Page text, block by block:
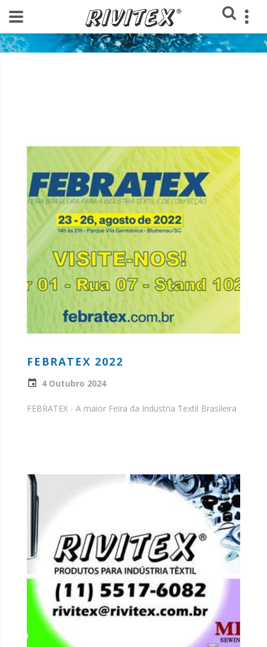
Home Feiras texteis
FEBRATEX 2022
4 Outubro 2024
FEBRATEX - A maior Feira da Industria Textil Brasileira